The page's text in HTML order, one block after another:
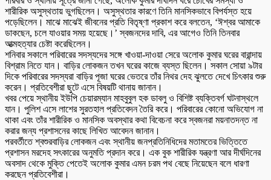
শারীরিক অসুস্থতায় ভুগছিলেন। অসুস্থতার কারণে তিনি মানসিকভাবে বিপর্যস্ত হয়ে
পড়েছিলেন। মাঝে মাঝেই জীবনের প্রতি বিতৃষ্ণা প্রকাশ করে বলতেন, ‘ঈশ্বর আমাকে
ডাকছেন, চলে যাওয়ার সময় হয়েছে।’ স্বজনদের দাবি, এর আগেও তিনি তিনবার
আত্মহত্যার চেষ্টা করেছিলেন।
শনিবার সকালে পরিবারের সদস্যদের সঙ্গে খাওয়া-দাওয়া সেরে অলোক কুমার ঘরের বারান্দায়
বিশ্রাম নিতে যান। বাড়ির লোকজন তখন ঘরের কাজে ব্যস্ত ছিলেন। সকাল সোয়া ৯টার
দিকে পরিবারের সদস্যরা বাড়ির পূজা ঘরের ভেতরে তাঁর নিথর দেহ ঝুলতে দেখে চিৎকার শুরু
করেন। প্রতিবেশীরা ছুটে এসে বিষয়টি থানায় জানান।
খবর পেয়ে স্থানীয় ইউপি চেয়ারম্যান মাহবুবুল হক ডাবলু ও বিশিষ্ট ব্যক্তিবর্গ ঘটনাস্থলে
যান। পুলিশ এসে লাশের সুরতহাল প্রতিবেদন তৈরি করে। পরিবারের কোনো অভিযোগ না
থাকা এবং তাঁর শারীরিক ও মানসিক অবস্থার কথা বিবেচনা করে স্বজনরা ময়নাতদন্ত না
করার জন্য প্রশাসনের কাছে লিখিত আবেদন জানান।
পরবর্তীতে শ্বশুরবাড়ির লোকজন এবং স্থানীয় জনপ্রতিনিধিদের মতামতের ভিত্তিতে
প্রশাসন মরদেহ সৎকারের অনুমতি প্রদান করে। এক বুক শারীরিক যন্ত্রণা আর দীর্ঘদিনের
অবসাদ থেকে মুক্তি পেতেই অলোক কুমার এমন চরম পথ বেছে নিয়েছেন বলে ধারণা
করছেন প্রতিবেশীরা।